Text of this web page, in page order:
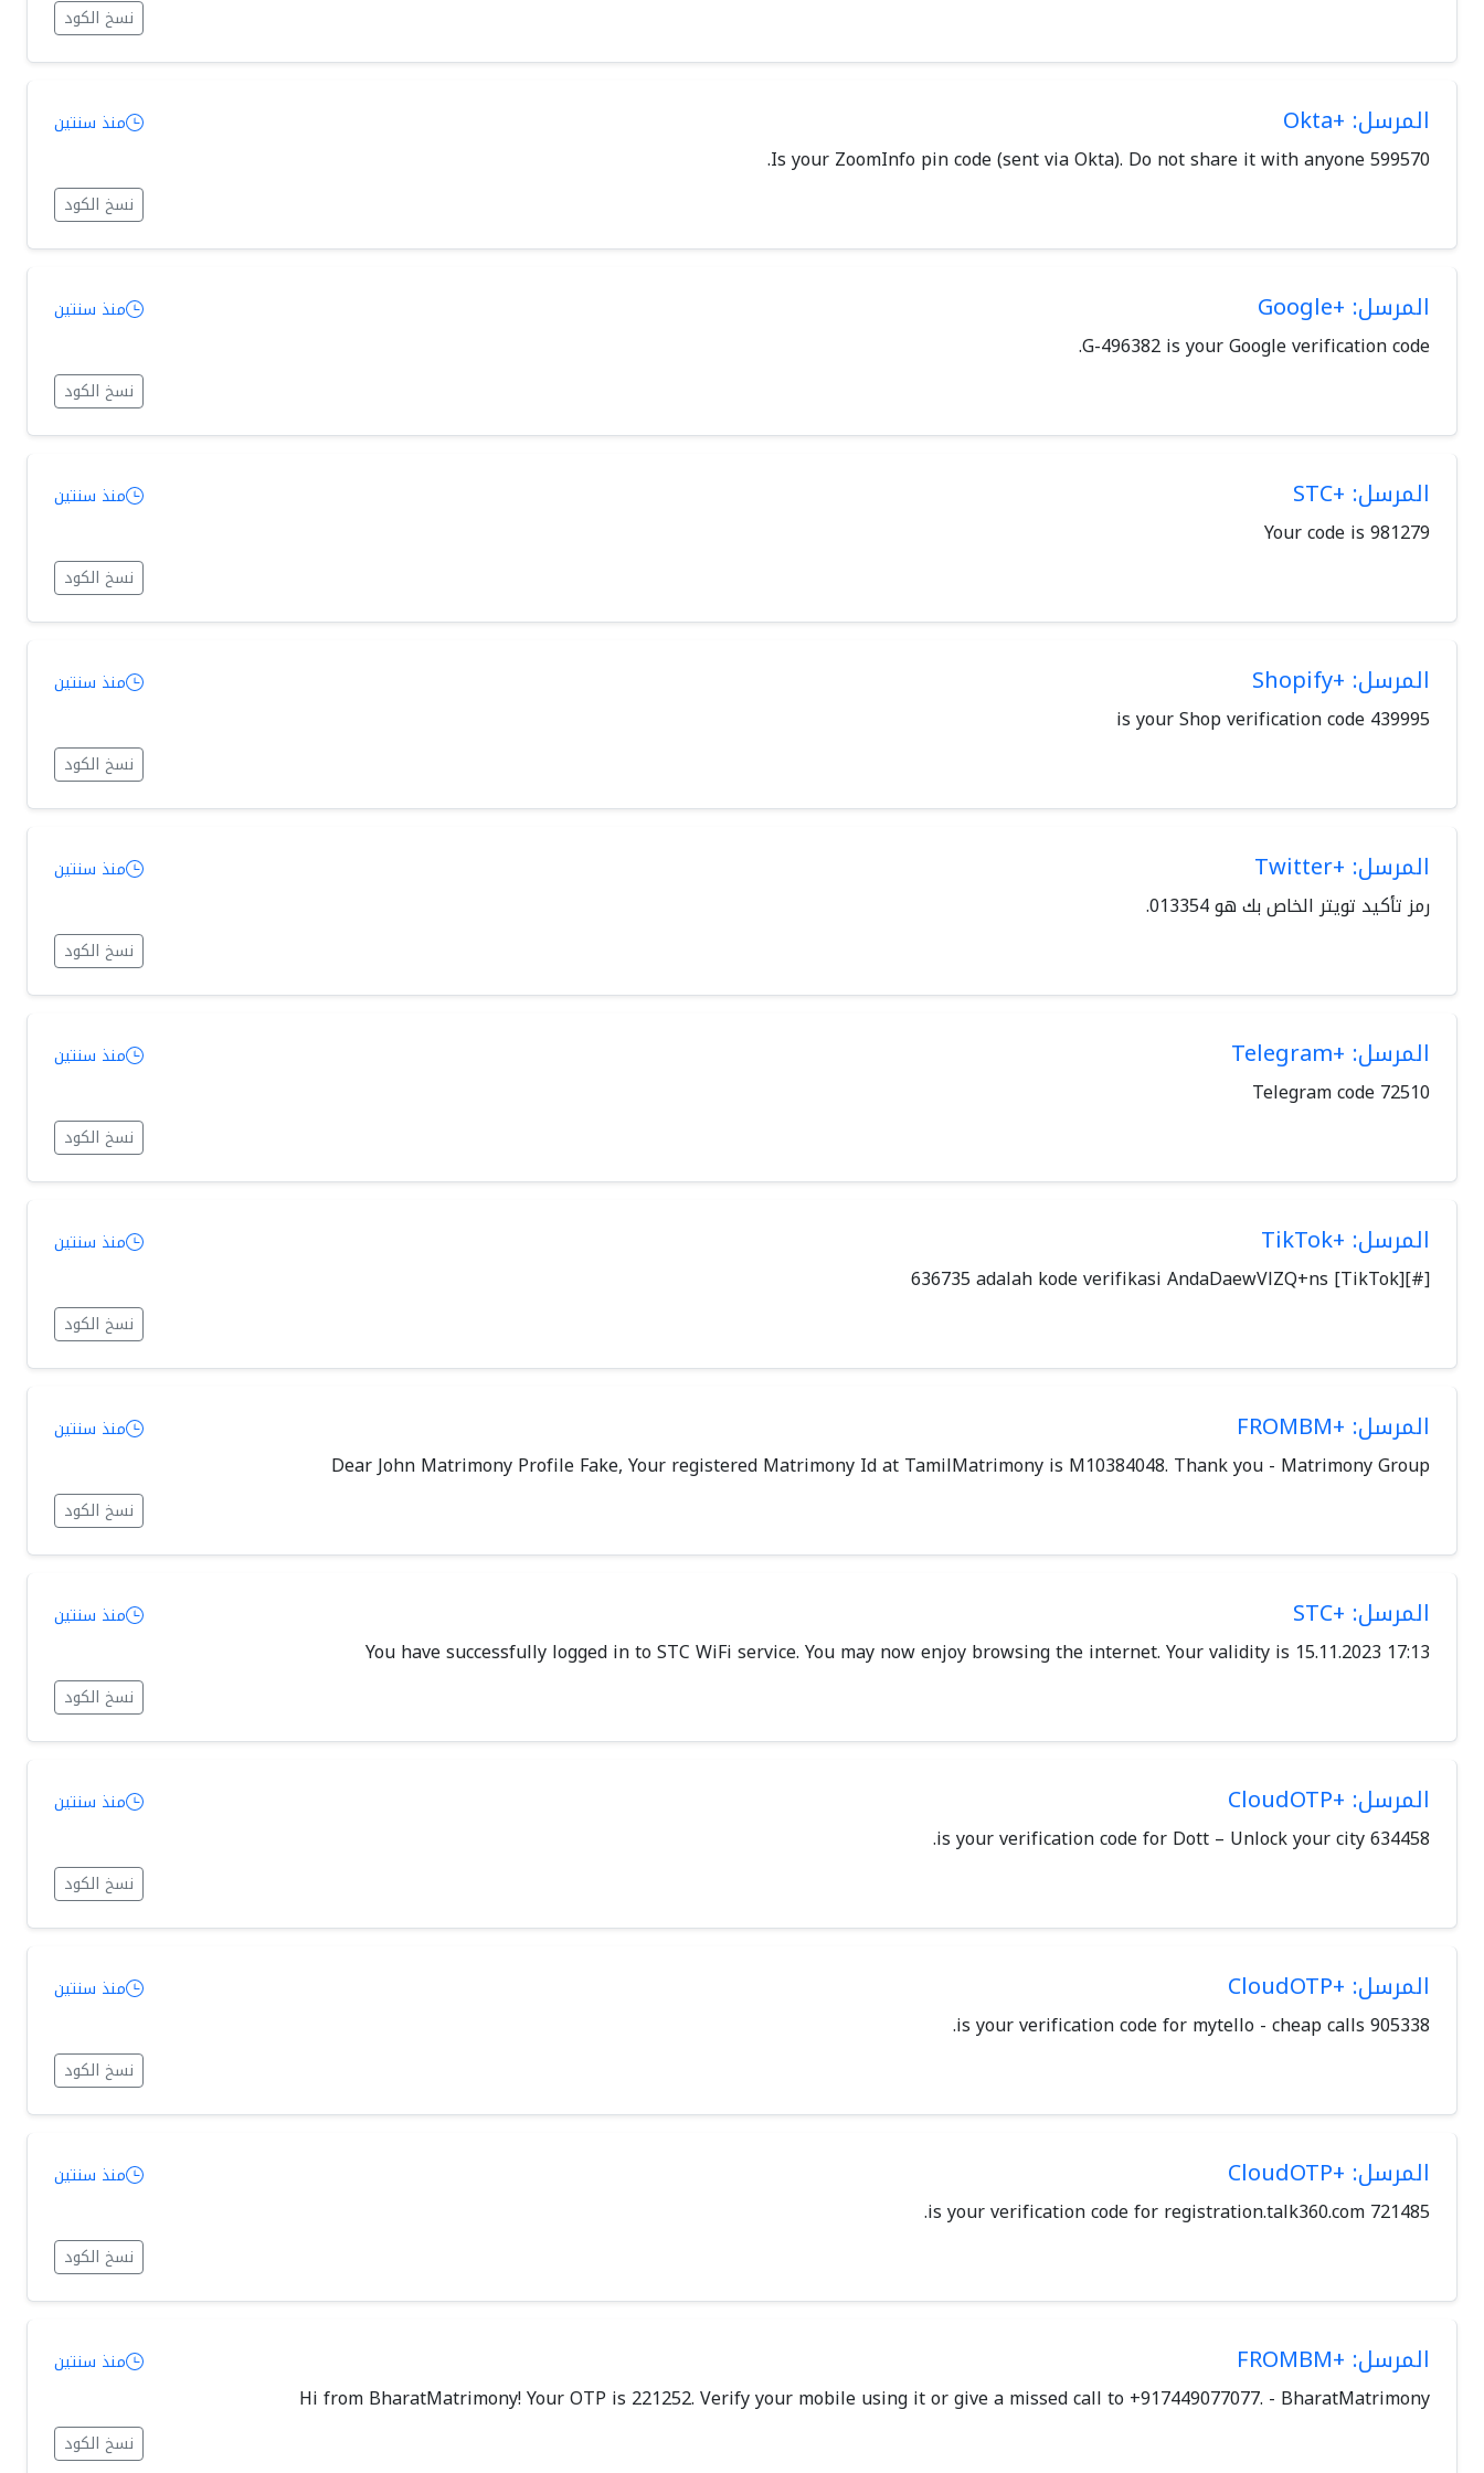
نسخ الكود
المرسل: +Okta منذ سنتين
599570 Is your ZoomInfo pin code (sent via Okta). Do not share it with anyone.
نسخ الكود
المرسل: +Google منذ سنتين
G-496382 is your Google verification code.
نسخ الكود
المرسل: +STC منذ سنتين
Your code is 981279
نسخ الكود
المرسل: +Shopify منذ سنتين
439995 is your Shop verification code
نسخ الكود
المرسل: +Twitter منذ سنتين
رمز تأكيد تويتر الخاص بك هو 013354.
نسخ الكود
المرسل: +Telegram منذ سنتين
Telegram code 72510
نسخ الكود
المرسل: +TikTok منذ سنتين
[#][TikTok] 636735 adalah kode verifikasi AndaDaewVlZQ+ns
نسخ الكود
المرسل: +FROMBM منذ سنتين
Dear John Matrimony Profile Fake, Your registered Matrimony Id at TamilMatrimony is M10384048. Thank you - Matrimony Group
نسخ الكود
المرسل: +STC منذ سنتين
You have successfully logged in to STC WiFi service. You may now enjoy browsing the internet. Your validity is 15.11.2023 17:13
نسخ الكود
المرسل: +CloudOTP منذ سنتين
634458 is your verification code for Dott – Unlock your city.
نسخ الكود
المرسل: +CloudOTP منذ سنتين
905338 is your verification code for mytello - cheap calls.
نسخ الكود
المرسل: +CloudOTP منذ سنتين
721485 is your verification code for registration.talk360.com.
نسخ الكود
المرسل: +FROMBM منذ سنتين
Hi from BharatMatrimony! Your OTP is 221252. Verify your mobile using it or give a missed call to +917449077077. - BharatMatrimony
نسخ الكود